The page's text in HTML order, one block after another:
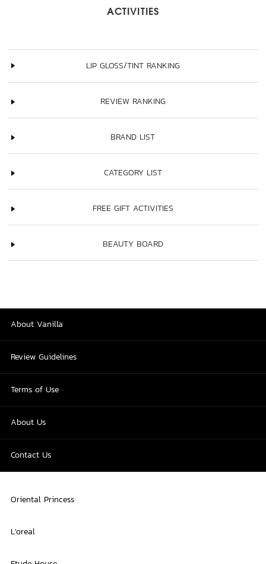
ACTIVITIES
LIP GLOSS/TINT RANKING
REVIEW RANKING
BRAND LIST
CATEGORY LIST
FREE GIFT ACTIVITIES
BEAUTY BOARD
About Vanilla
Review Guidelines
Terms of Use
About Us
Contact Us
Oriental Princess
L'oreal